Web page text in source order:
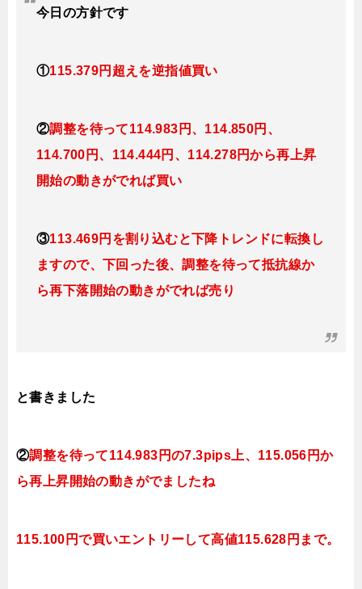
今日 の方針です
①115.379円超えを逆指値買い
②調整を待って114.983円、114.850円、
114.700円、114.444円、114.278円から再上昇
開始の動きがでれば買い
③113.469円を割り込むと下降トレンドに転換し
ますので、下回った後、調整を待って抵抗線か
ら再下落開始の動きがでれば売り
と書きました
②調整を待って114.983円の7.3pips上、115.056円か
ら再上昇開始の動きがでましたね
115.100円で買いエントリーして高値115.628円まで。